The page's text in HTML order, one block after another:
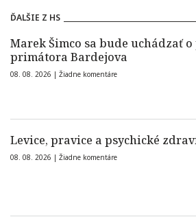
ĎALŠIE Z HS
Marek Šimco sa bude uchádzať o
primátora Bardejova
08. 08. 2026 | Žiadne komentáre
Levice, pravice a psychické
08. 08. 2026 | Žiadne komentáre